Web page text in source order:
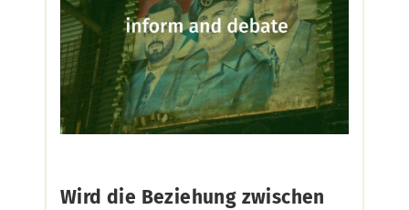
Wird die Beziehung zwischen